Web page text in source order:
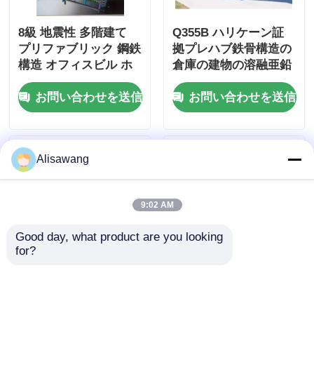
8級 地震性 多階建て
プリファブリック 鋼鉄
構造 オフィスビル ホ
テル 学校枠 建設
お問い合わせを送信
Q355B ハリケーン証
拠プレハブ鉄骨構造の
倉庫の建物の溶融亜鉛
メッキ フレーム
300km/h 風荷重
お問い合わせを送信
Alisawang
9:02 AM
Good day, what product are you looking
for?